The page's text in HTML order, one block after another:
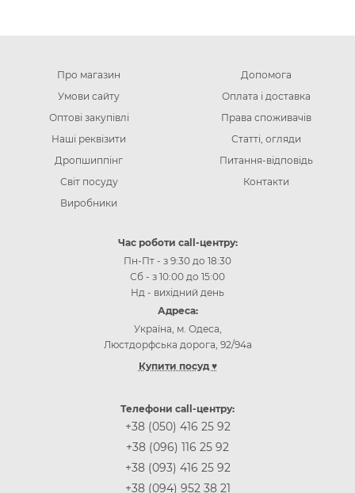
Про магазин
Умови сайту
Оптові закупівлі
Наші реквізити
Дропшиппінг
Світ посуду
Виробники
Допомога
Оплата і доставка
Права споживачів
Статті, огляди
Питання-відповідь
Контакти
Час роботи call-центру:
Пн-Пт - з 9:30 до 18:30
Сб - з 10:00 до 15:00
Нд - вихідний день
Адреса:
Україна, м. Одеса,
Люстдорфська дорога, 92/94а
Купити посуд ♥
Інтернет-магазин посуду Дніпр (Дніпропетровськ)
Інтернет-магазин посуду Житомир
Інтернет-магазин посуду Запоріжжя
Інтернет-магазин посуду Івано-Франківськ
Телефони call-центру:
+38 (050) 416 25 92
+38 (096) 116 25 92
+38 (093) 416 25 92
+38 (094) 952 38 21